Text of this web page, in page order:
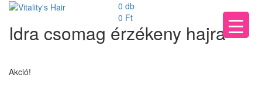
0 db
0 Ft
Idra csomag érzékeny hajra
Akció!